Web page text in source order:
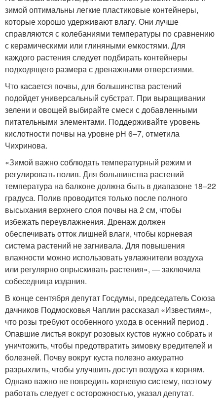
зимой оптимальны легкие пластиковые контейнеры,
которые хорошо удерживают влагу. Они лучше
справляются с колебаниями температуры по сравнению
с керамическими или глиняными емкостями. Для
каждого растения следует подбирать контейнеры
подходящего размера с дренажными отверстиями.
Что касается почвы, для большинства растений
подойдет универсальный субстрат. При выращивании
зелени и овощей выбирайте смеси с добавленными
питательными элементами. Поддерживайте уровень
кислотности почвы на уровне pH 6–7, отметила
Чихринова.
«Зимой важно соблюдать температурный режим и
регулировать полив. Для большинства растений
температура на балконе должна быть в диапазоне 18–22
градуса. Полив проводится только после полного
высыхания верхнего слоя почвы на 2 см, чтобы
избежать переувлажнения. Дренаж должен
обеспечивать отток лишней влаги, чтобы корневая
система растений не загнивала. Для повышения
влажности можно использовать увлажнители воздуха
или регулярно опрыскивать растения», — заключила
собеседница издания.
В конце сентября депутат Госдумы, председатель Союза
дачников Подмосковья Чаплин рассказал «Известиям»,
что розы требуют особенного ухода в осенний период .
Опавшие листья вокруг розовых кустов нужно собрать и
уничтожить, чтобы предотвратить зимовку вредителей и
болезней. Почву вокруг куста полезно аккуратно
разрыхлить, чтобы улучшить доступ воздуха к корням.
Однако важно не повредить корневую систему, поэтому
работать следует с осторожностью, указал депутат.